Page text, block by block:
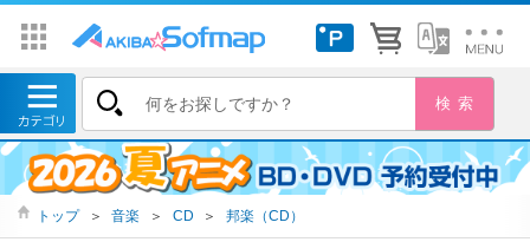
トップ ＞ 音楽 ＞ CD ＞ 邦楽（CD）